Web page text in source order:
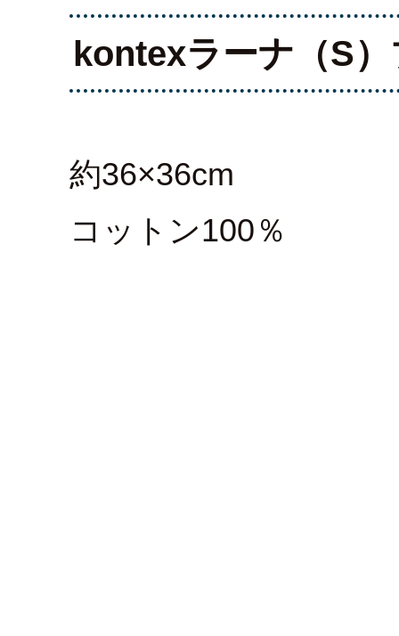
kontexラーナ（S
約36×36cm
コットン100％